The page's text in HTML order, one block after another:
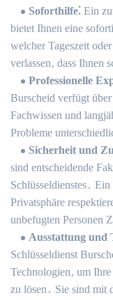
Soforthilfe⁚ Ein
bietet Ihnen eine
welcher Tageszeit
verlassen‚ dass Ihnen
Professionelle
Burscheid verfügt
Fachwissen und
Probleme
Sicherheit und
sind entscheidende
Schlüsseldienstes․
Privatsphäre
unbefugten Personen
Ausstattung und
Schlüsseldienst
Technologien‚ um
zu lösen․ Sie sind mit